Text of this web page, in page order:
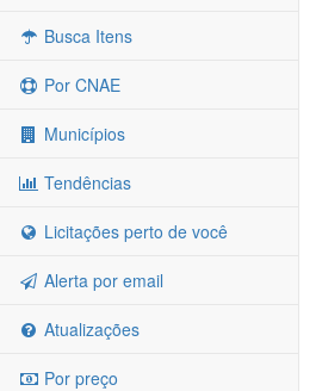
Busca Itens
Por CNAE
Municípios
Tendências
Licitações perto de você
Alerta por email
Atualizações
Por preço